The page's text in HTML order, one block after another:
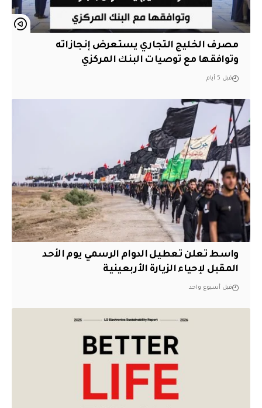
مصرف الخليج التجاري يستعرض إنجازاته
وتوافقها مع توصيات البنك المركزي
قبل 5 أيام
واسط تعلن تعطيل الدوام الرسمي يوم الأحد
المقبل لإحياء الزيارة الأربعينية
قبل أسبوع واحد